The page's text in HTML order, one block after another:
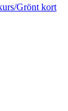
Grönt kort